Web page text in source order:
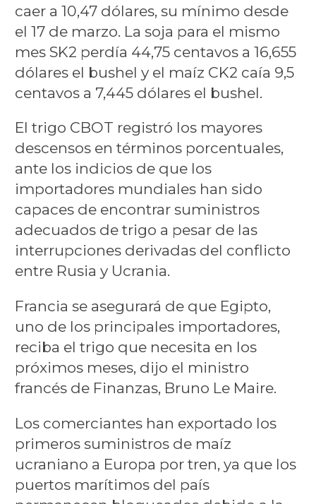
caer a 10,47 dólares, su mínimo desde
el 17 de marzo. La soja para el mismo
mes SK2 perdía 44,75 centavos a 16,655
dólares el bushel y el maíz CK2 caía 9,5
centavos a 7,445 dólares el bushel.
El trigo CBOT registró los mayores
descensos en términos porcentuales,
ante los indicios de que los
importadores mundiales han sido
capaces de encontrar suministros
adecuados de trigo a pesar de las
interrupciones derivadas del conflicto
entre Rusia y Ucrania.
Francia se asegurará de que Egipto,
uno de los principales importadores,
reciba el trigo que necesita en los
próximos meses, dijo el ministro
francés de Finanzas, Bruno Le Maire.
Los comerciantes han exportado los
primeros suministros de maíz
ucraniano a Europa por tren, ya que los
puertos marítimos del país